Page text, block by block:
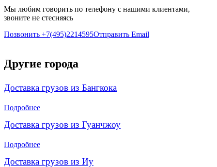
Мы любим говорить по телефону с нашими клиентами,
звоните не стесняясь
Позвонить +7(495)2214595Отправить Email
Другие города
Доставка грузов из Бангкока
Подробнее
Доставка грузов из Гуанчжоу
Подробнее
Доставка грузов из Иу